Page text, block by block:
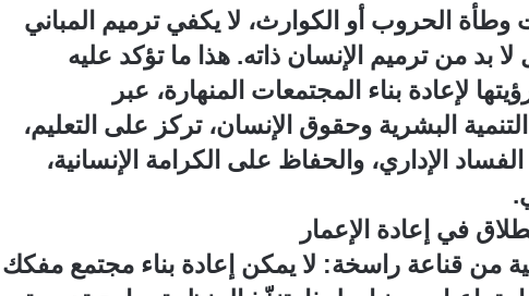
الحروب أو الكوارث، لا يكفي ترميم المباني
لا بد من ترميم الإنسان ذاته. هذا ما تؤكد عليه
لإعادة بناء المجتمعات المنهارة، عبر
البشرية وحقوق الإنسان، تركز على التعليم،
الإداري، والحفاظ على الكرامة الإنسانية،
في إعادة الإعمار
من قناعة راسخة: لا يمكن إعادة بناء مجتمع مفكك